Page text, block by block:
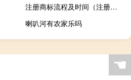
注册商标流程及时间（注册商标流程）
喇叭河有农家乐吗
☚